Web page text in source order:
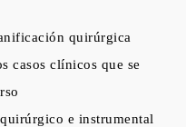
quirúrgica
casos clínicos que se
e instrumental